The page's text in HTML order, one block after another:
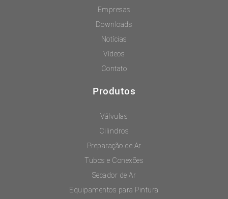
Empresas
Downloads
Notícias
Vídeos
Contato
Produtos
Válvulas
Cilindros
Preparação de Ar
Tubos e Conexões
Secador de Ar
Equipamentos para Pintura